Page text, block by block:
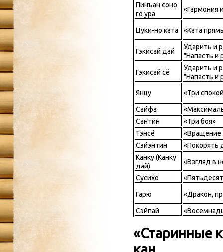
Пинъан соно
го ура
«Гармония
Цуки-но ката «Ката
Гэкисай дай
Ударить и
"Напасть и
Гэкисай сё
Ударить и
"Напасть и
Янцу «Три
Сайфа
Сантин
«Три боя»
Тэнсё
«Вращение
Сэйэнтин
«Покорять
Канку (Канку
дай)
«Взгляд в
Сусихо
Гарю «Дракон,
Сэйпай
«Старинные
кан